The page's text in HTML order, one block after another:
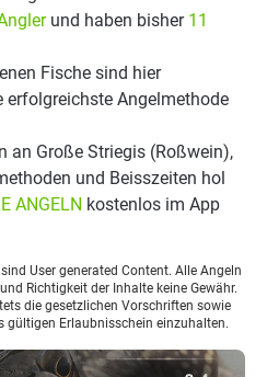
und haben bisher 11
Fische sind hier
erfolgreichste Angelmethode
an Große Striegis (Roßwein),
und Beisszeiten hol
ANGELN kostenlos im App
User generated Content. Alle Angeln
Richtigkeit der Inhalte keine Gewähr.
die gesetzlichen Vorschriften sowie
gültigen Erlaubnisschein einzuhalten.